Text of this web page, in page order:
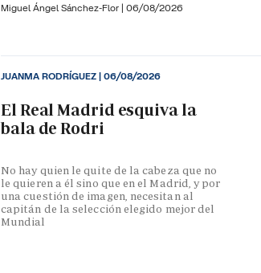
Miguel Ángel Sánchez-Flor | 06/08/2026
El Real Madrid esquiva la
bala de Rodri
No hay quien le quite de la cabeza que no
le quieren a él sino que en el Madrid, y por
una cuestión de imagen, necesitan al
capitán de la selección elegido mejor del
Mundial
JUANMA RODRÍGUEZ|06/08/2026